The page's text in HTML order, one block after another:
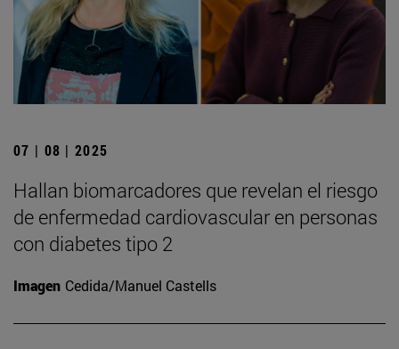
07 | 08 | 2025
Hallan biomarcadores que revelan el riesgo
de enfermedad cardiovascular en personas
con diabetes tipo 2
Imagen Cedida/Manuel Castells